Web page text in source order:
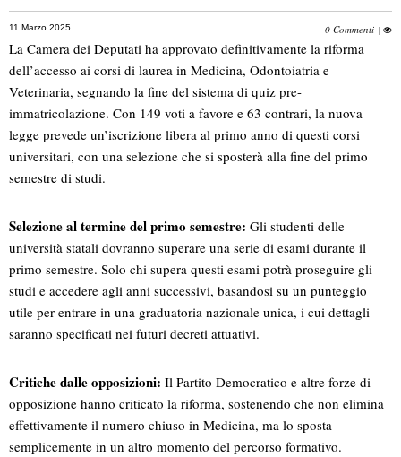
11 Marzo 2025 0 Commenti |
La Camera dei Deputati ha approvato definitivamente la riforma
dell’accesso ai corsi di laurea in Medicina, Odontoiatria e
Veterinaria, segnando la fine del sistema di quiz pre-
immatricolazione. Con 149 voti a favore e 63 contrari, la nuova
legge prevede un’iscrizione libera al primo anno di questi corsi
universitari, con una selezione che si sposterà alla fine del primo
semestre di studi.
Selezione al termine del primo semestre: Gli studenti delle
università statali dovranno superare una serie di esami durante il
primo semestre. Solo chi supera questi esami potrà proseguire gli
studi e accedere agli anni successivi, basandosi su un punteggio
utile per entrare in una graduatoria nazionale unica, i cui dettagli
saranno specificati nei futuri decreti attuativi.
Critiche dalle opposizioni: Il Partito Democratico e altre forze di
opposizione hanno criticato la riforma, sostenendo che non elimina
effettivamente il numero chiuso in Medicina, ma lo sposta
semplicemente in un altro momento del percorso formativo.